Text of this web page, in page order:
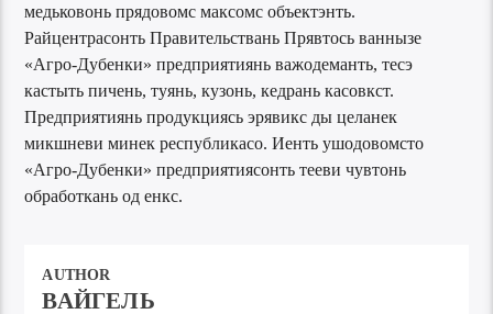
медьковонь прядовомс максомс объектэнть.
Райцентрасонть Правительствань Прявтось ваннызе
«Агро-Дубенки» предприятиянь важодеманть, тесэ
кастыть пичень, туянь, кузонь, кедрань касовкст.
Предприятиянь продукциясь эрявикс ды целанек
микшневи минек республикасо. Иенть ушодовомсто
«Агро-Дубенки» предприятиясонть тееви чувтонь
обработкань од енкс.
AUTHOR
ВАЙГЕЛЬ